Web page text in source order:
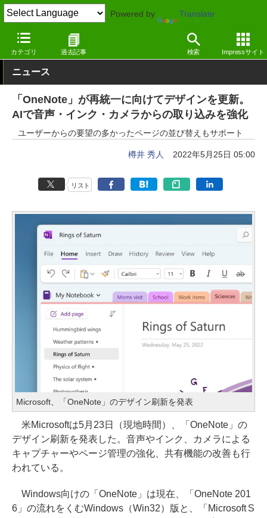
Powered by Translate
カテゴリ 過去記事 検索 Impressサイト
窓の杜 オフィス・ドキュメント Windows
ニュース
「OneNote」が再統一に向けてデザインを更新。
AIで音声・インク・カメラからの取り込みを強化
ユーザーからの要望の多かったページの並び替えもサポート
樽井 秀人 2022年5月25日 05:00
リスト
Microsoft、「OneNote」のデザイン刷新を発表
米Microsoftは5月23日（現地時間）、「OneNote」の
デザイン刷新を発表した。音声やインク、カメラによる
キャプチャーやページ管理の強化、共有機能の改善も行
われている。
Windows向けの「OneNote」は現在、「OneNote 201
6」の流れをくむWindows（Win32）版と、「Microsoft S